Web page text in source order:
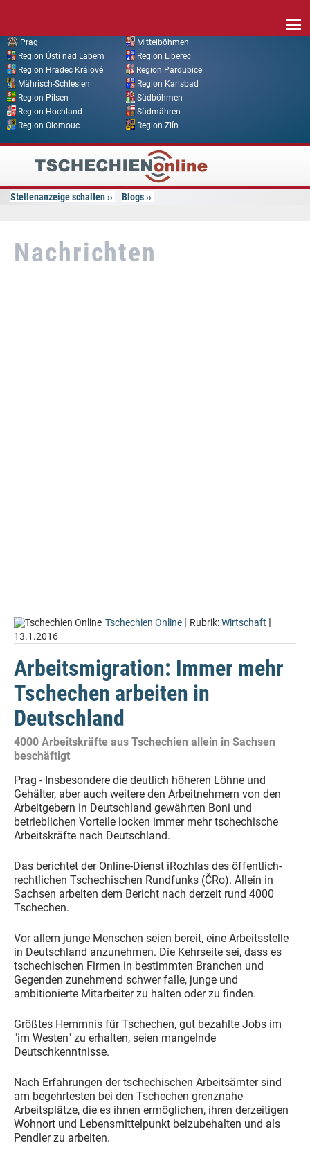
Prag
Mittelböhmen
Region Ústí nad Labem
Region Liberec
Region Hradec Králové
Region Pardubice
Mährisch-Schlesien
Region Karlsbad
Region Pilsen
Südböhmen
Region Hochland
Südmähren
Region Olomouc
Region Zlín
Tschechien
Online
Stellenanzeige schalten Blogs
Nachrichten
Tschechien Online | Rubrik:Wirtschaft |
13.1.2016
Arbeitsmigration: Immer mehr
Tschechen arbeiten in
Deutschland
4000 Arbeitskräfte aus Tschechien allein in Sachsen
beschäftigt
Prag - Insbesondere die deutlich höheren Löhne und
Gehälter, aber auch weitere den Arbeitnehmern von den
Arbeitgebern in Deutschland gewährten Boni und
betrieblichen Vorteile locken immer mehr tschechische
Arbeitskräfte nach Deutschland.
Das berichtet der Online-Dienst iRozhlas des öffentlich-
rechtlichen Tschechischen Rundfunks (ČRo). Allein in
Sachsen arbeiten dem Bericht nach derzeit rund 4000
Tschechen.
Vor allem junge Menschen seien bereit, eine Arbeitsstelle
in Deutschland anzunehmen. Die Kehrseite sei, dass es
tschechischen Firmen in bestimmten Branchen und
Gegenden zunehmend schwer falle, junge und
ambitionierte Mitarbeiter zu halten oder zu finden.
Größtes Hemmnis für Tschechen, gut bezahlte Jobs im
"im Westen" zu erhalten, seien mangelnde
Deutschkenntnisse.
Nach Erfahrungen der tschechischen Arbeitsämter sind
am begehrtesten bei den Tschechen grenznahe
Arbeitsplätze, die es ihnen ermöglichen, ihren derzeitigen
Wohnort und Lebensmittelpunkt beizubehalten und als
Pendler zu arbeiten.